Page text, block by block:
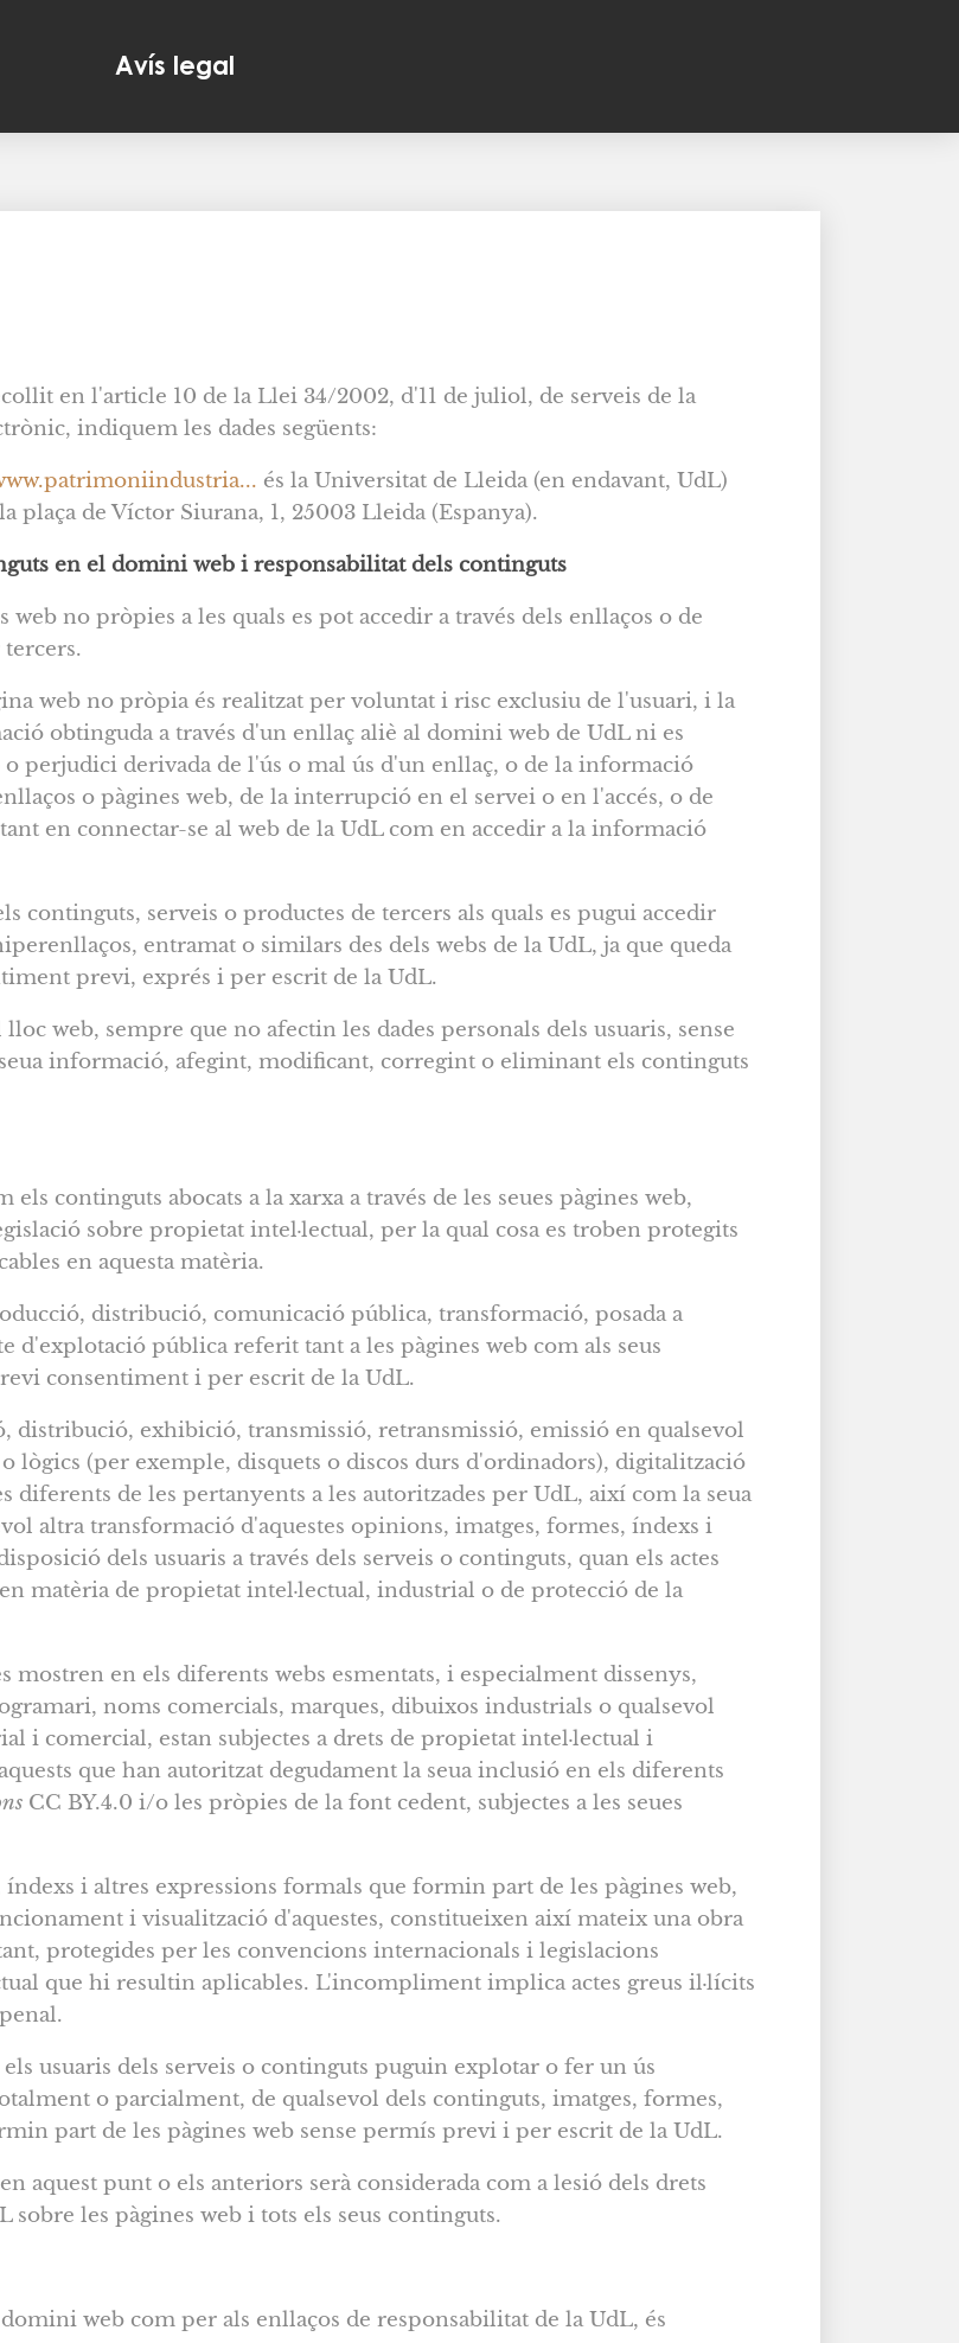
Avís legal
en l'article 10 de la Llei 34/2002, d'11 de juliol, de serveis de la
indiquem les dades següents:
és la Universitat de Lleida (en endavant, UdL)
de Víctor Siurana, 1, 25003 Lleida (Espanya).
en el domini web i responsabilitat dels continguts
web no pròpies a les quals es pot accedir a través dels enllaços o de
web no pròpia és realitzat per voluntat i risc exclusiu de l'usuari, i la
obtinguda a través d'un enllaç aliè al domini web de UdL ni es
perjudici derivada de l'ús o mal ús d'un enllaç, o de la informació
o pàgines web, de la interrupció en el servei o en l'accés, o de
en connectar-se al web de la UdL com en accedir a la informació
continguts, serveis o productes de tercers als quals es pugui accedir
entramat o similars des dels webs de la UdL, ja que queda
previ, exprés i per escrit de la UdL.
web, sempre que no afectin les dades personals dels usuaris, sense
informació, afegint, modificant, corregint o eliminant els continguts
continguts abocats a la xarxa a través de les seues pàgines web,
sobre propietat intel·lectual, per la qual cosa es troben protegits
en aquesta matèria.
distribució, comunicació pública, transformació, posada a
d'explotació pública referit tant a les pàgines web com als seus
consentiment i per escrit de la UdL.
distribució, exhibició, transmissió, retransmissió, emissió en qualsevol
lògics (per exemple, disquets o discos durs d'ordinadors), digitalització
diferents de les pertanyents a les autoritzades per UdL, així com la seua
altra transformació d'aquestes opinions, imatges, formes, índexs i
dels usuaris a través dels serveis o continguts, quan els actes
matèria de propietat intel·lectual, industrial o de protecció de la
mostren en els diferents webs esmentats, i especialment dissenys,
noms comercials, marques, dibuixos industrials o qualsevol
i comercial, estan subjectes a drets de propietat intel·lectual i
que han autoritzat degudament la seua inclusió en els diferents
CC BY.4.0 i/o les pròpies de la font cedent, subjectes a les seues
i altres expressions formals que formin part de les pàgines web,
i visualització d'aquestes, constitueixen així mateix una obra
protegides per les convencions internacionals i legislacions
que hi resultin aplicables. L'incompliment implica actes greus il·lícits
usuaris dels serveis o continguts puguin explotar o fer un ús
o parcialment, de qualsevol dels continguts, imatges, formes,
part de les pàgines web sense permís previ i per escrit de la UdL.
aquest punt o els anteriors serà considerada com a lesió dels drets
les pàgines web i tots els seus continguts.
web com per als enllaços de responsabilitat de la UdL, és